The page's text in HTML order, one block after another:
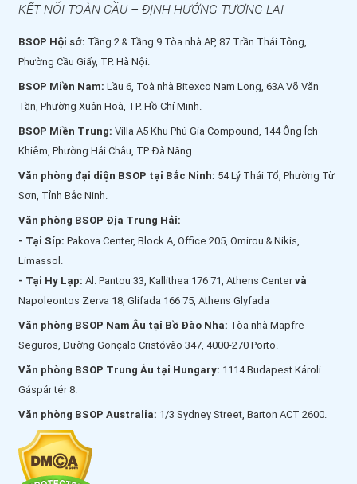
KẾT NỐI TOÀN CẦU – ĐỊNH HƯỚNG TƯƠNG LAI
BSOP Hội sở: Tầng 2 & Tầng 9 Tòa nhà AP, 87 Trần Thái Tông,
Phường Cầu Giấy, TP. Hà Nội.
BSOP Miền Nam: Lầu 6, Toà nhà Bitexco Nam Long, 63A Võ Văn
Tần, Phường Xuân Hoà, TP. Hồ Chí Minh.
BSOP Miền Trung: Villa A5 Khu Phú Gia Compound, 144 Ông Ích
Khiêm, Phường Hải Châu, TP. Đà Nẵng.
Văn phòng đại diện BSOP tại Bắc Ninh: 54 Lý Thái Tổ, Phường Từ
Sơn, Tỉnh Bắc Ninh.
Văn phòng BSOP Địa Trung Hải:
- Tại Síp: Pakova Center, Block A, Office 205, Omirou & Nikis,
Limassol.
- Tại Hy Lạp: Al. Pantou 33, Kallithea 176 71, Athens Centervà
Napoleontos Zerva 18, Glifada 166 75, Athens Glyfada
Văn phòng BSOP Nam Âu tại Bồ Đào Nha: Tòa nhà Mapfre
Seguros, Đường Gonçalo Cristóvão 347, 4000-270 Porto.
Văn phòng BSOP Trung Âu tại Hungary: 1114 Budapest Károli
Gáspár tér 8.
Văn phòng BSOP Australia: 1/3 Sydney Street, Barton ACT 2600.